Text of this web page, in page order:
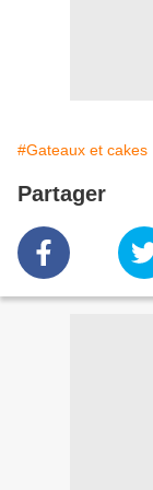
#Gateaux et cakes
Partager